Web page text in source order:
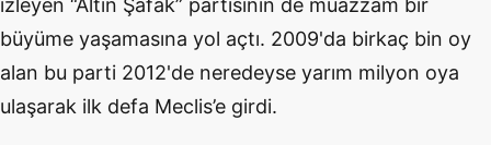
izleyen “Altın Şafak” partisinin de muazzam bir
büyüme yaşamasına yol açtı. 2009'da birkaç bin oy
alan bu parti 2012'de neredeyse yarım milyon oya
ulaşarak ilk defa Meclis’e girdi.